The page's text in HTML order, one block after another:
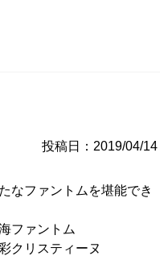
投稿日
2019/04/14
なファントムを堪能でき
ファントム
クリスティーヌ